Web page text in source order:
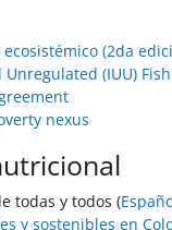
(2da
(IUU)
nexus
todas y todos (
y sostenibles en